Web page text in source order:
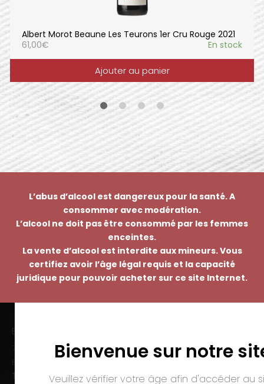
Albert Morot Beaune Les Teurons 1er Cru Rouge 2021
61,00€ En stock
Ajouter au panier
L’abus d’alcool est dangereux pour la santé. A
consommer avec modération.
L’alcool ne doit pas être consommé par les femmes
enceintes.
La vente d’alcool est interdite aux mineurs. Vous
certifiez avoir l’âge légal requis et la capacité
juridique pour pouvoir acheter sur ce site Internet.
Bienvenue sur notre
Veuillez vérifier votre âge afin d'accéder au
EMMANUEL NASTI
7 avenue Pierre Pflimlin – ZAC Espale
Tél. :
03 89 46 50 35